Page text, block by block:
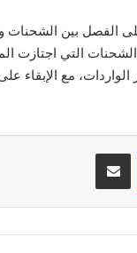
الفصل بين الشحنات
التي اجتازت
مع الإبقاء
مشاركة عبر البريد